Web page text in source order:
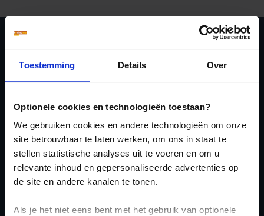
Toestemming Details Over
Optionele cookies en technologieën toestaan?
We gebruiken cookies en andere technologieën om onze
site betrouwbaar te laten werken, om ons in staat te
stellen statistische analyses uit te voeren en om u
relevante inhoud en gepersonaliseerde advertenties op
de site en andere kanalen te tonen.
Als je het niet eens bent met het gebruik van optionele
Ja, ik meld me aan
voor de wekelijkse
Inschrijven